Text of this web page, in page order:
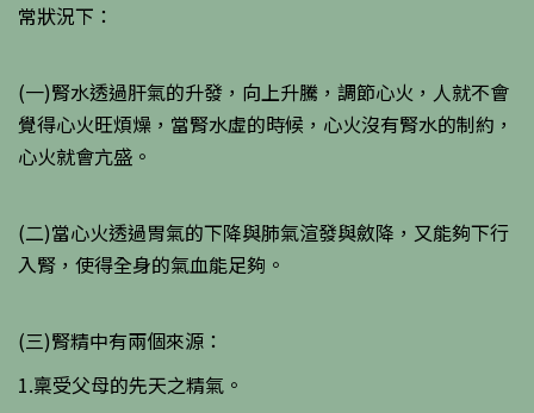
常狀況下：
(一)腎水透過肝氣的升發，向上升騰，調節心火，人就不會
覺得心火旺煩燥，當腎水虛的時候，心火沒有腎水的制約，
心火就會亢盛。
(二)當心火透過胃氣的下降與肺氣渲發與斂降，又能夠下行
入腎，使得全身的氣血能足夠。
(三)腎精中有兩個來源：
1.稟受父母的先天之精氣。